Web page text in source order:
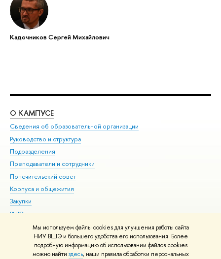
Мы используем файлы cookies для улучшения работы сайта
НИУ ВШЭ и большего удобства его использования. Более
подробную информацию об использовании файлов cookies
можно найти здесь, наши правила обработки персональных
Кадочников Сергей Михайлович
О КАМПУСЕ
Сведения об образовательной организации
Руководство и структура
Подразделения
Преподаватели и сотрудники
Попечительский совет
Корпуса и общежития
Закупки
ВШЭ для студентов с ограниченными возможностями
здоровья и инвалидностью
Версия для слабовидящих
Единая платежная страница